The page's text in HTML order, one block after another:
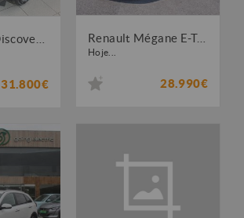
31.800€
Renault Mégane E-Tech EV60 Techno Optimum Charge
Hoje...
28.990€